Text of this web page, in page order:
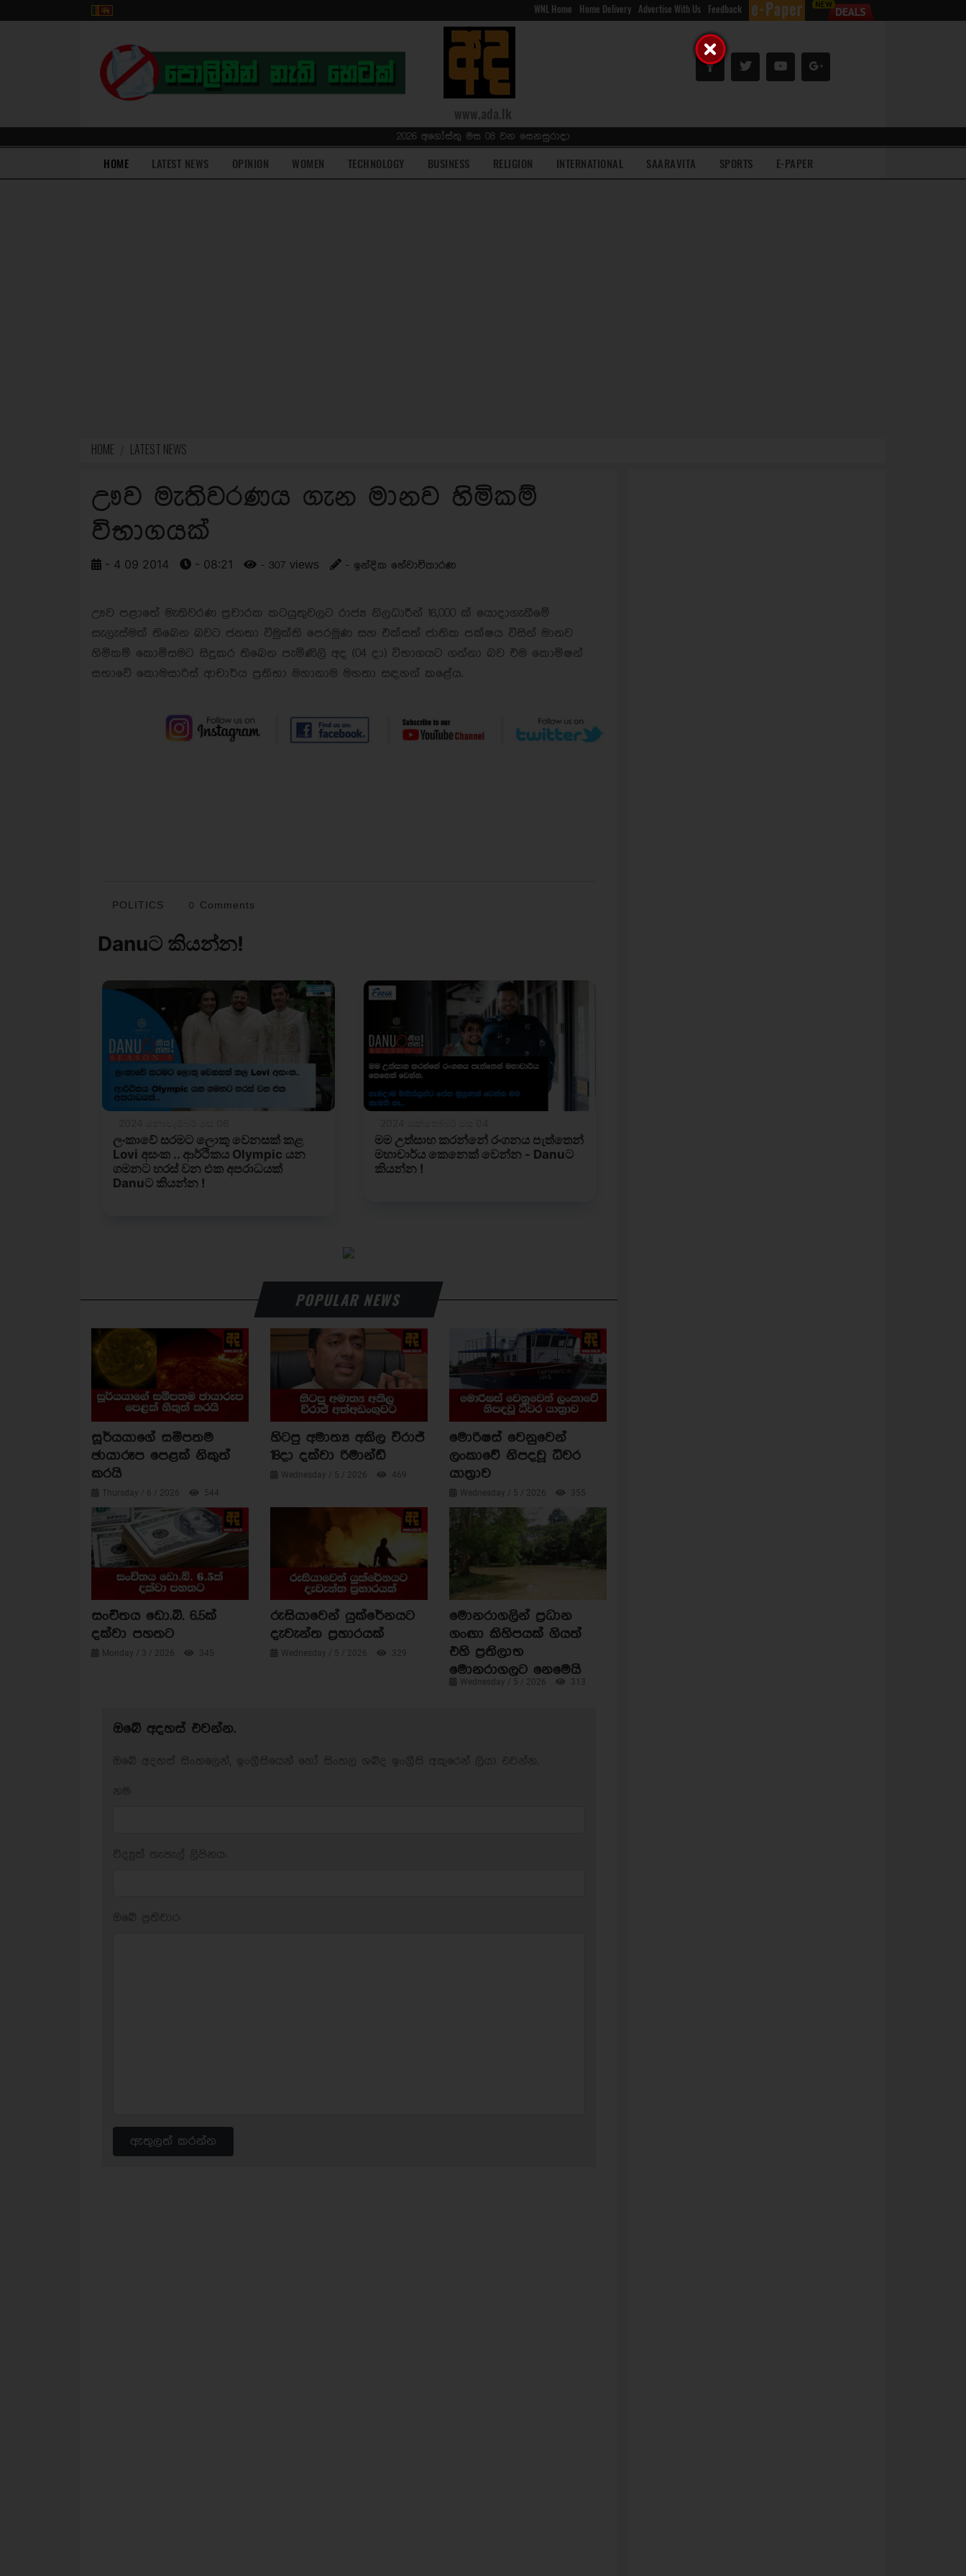
WNL Home Home Delivery Advertise With Us Feedback
www.ada.lk
2026 අගෝස්තු මස 08 වන සෙනසුරාදා
HOME(current)LATEST NEWS OPINION WOMEN TECHNOLOGY BUSINESS RELIGION INTERNATIONAL SAARAVITA SPORTS E-PAPER
HOME LATEST NEWS
ඌව මැතිවරණය ගැන මානව හිමිකම්
විභාගයක්
- 4 09 2014 - 08:21 - 307 views - ඉන්දික හේවාවිතාරණ
ඌව පළාතේ මැතිවරණ ප්‍රචාරක කටයුතුවලට රාජ්‍ය නිලධාරීන් 16,000 ක් යොදාගැනීමේ
සැලැස්මක් තිබෙන බවට ජනතා විමුක්ති පෙරමුණ සහ එක්සත් ජාතික පක්ෂය විසින් මානව
හිමිකම් කොමිසමට සිදුකර තිබෙන පැමිණිලි අද (04 දා) විභාගයට ගන්නා බව එම කොමිෂන්
සභාවේ කොමසාරිස් ආචාර්ය ප්‍රතිභා මහානාම මහතා සඳහන් කළේය.
POLITICS 0 Comments
POPULAR NEWS
සූර්යයාගේ සමීපතම
ඡායාරූප පෙළක් නිකුත්
කරයි
Thursday / 6 / 2026 544
හිටපු අමාත්‍ය අකිල විරාජ්
18දා දක්වා රිමාන්ඩ්
Wednesday / 5 / 2026 469
මොරිෂස් වෙනුවෙන්
ලංකාවේ නිපදවූ ධීවර
යාත්‍රාව
Wednesday / 5 / 2026 355
සංචිතය ඩො.බි. 6.5ක්
දක්වා පහතට
Monday / 3 / 2026 345
රුසියාවෙන් යුක්රේනයට
දැවැන්ත ප්‍රහාරයක්
Wednesday / 5 / 2026 329
මොනරාගලින් ප්‍රධාන
ගංඟා කිහිපයක් ගියත්
එහි ප්‍රතිලාභ
මොනරාගලට නෙමෙයි
Wednesday / 5 / 2026 313
ඔබේ අදහස් එවන්න.
ඇතුලත් කරන්න